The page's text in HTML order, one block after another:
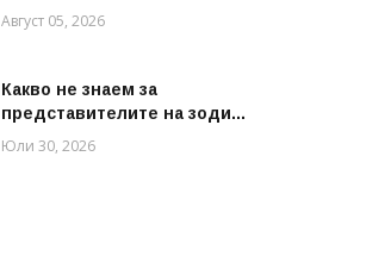
Август 05, 2026
Какво не знаем за
представителите на зоди...
Юли 30, 2026